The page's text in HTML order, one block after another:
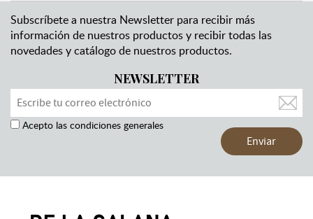
Subscríbete a nuestra Newsletter para recibir más
información de nuestros productos y recibir todas las
novedades y catálogo de nuestros productos.
NEWSLETTER
Acepto las condiciones generales